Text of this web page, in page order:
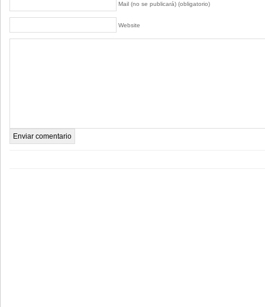
Mail (no se publicará) (obligatorio)
Website